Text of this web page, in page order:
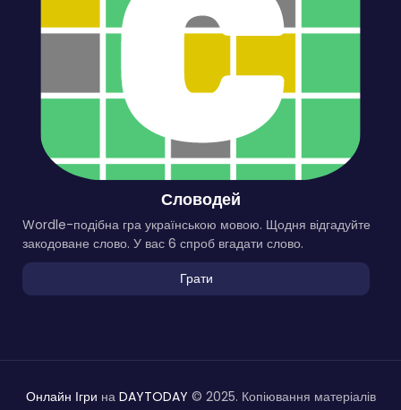
Словодей
Wordle-подібна гра українською мовою. Щодня відгадуйте
закодоване слово. У вас 6 спроб вгадати слово.
Грати
Онлайн Ігри на DAYTODAY © 2025. Копіювання матеріалів